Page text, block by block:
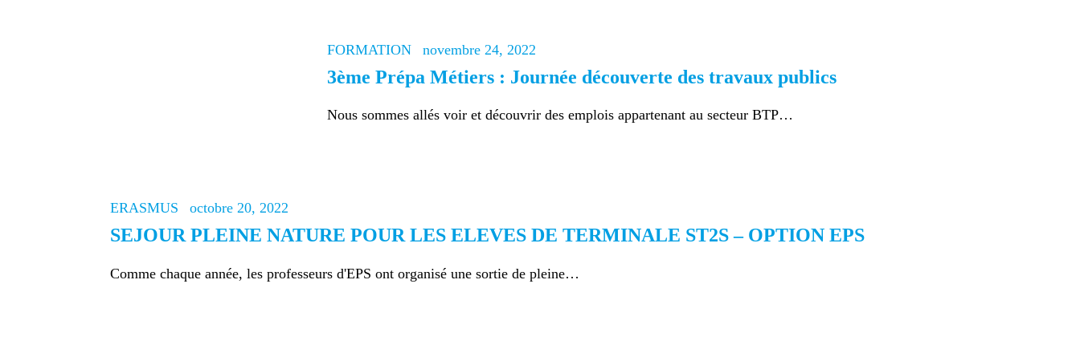
FORMATION novembre 24, 2022
3ème Prépa Métiers : Journée découverte des travaux publics
Nous sommes allés voir et découvrir des emplois appartenant au secteur BTP…
ERASMUS octobre 20, 2022
SEJOUR PLEINE NATURE POUR LES ELEVES DE TERMINALE ST2S – OPTION EPS
Comme chaque année, les professeurs d'EPS ont organisé une sortie de pleine…